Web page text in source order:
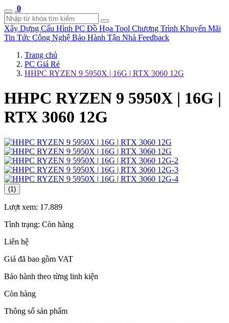
0
Xây Dựng Cấu Hình PC Đồ Họa Tool Chương Trình Khuyến Mãi
Tin Tức Công Nghệ Bảo Hành Tận Nhà Feedback
Trang chủ
PC Giá Rẻ
HHPC RYZEN 9 5950X | 16G | RTX 3060 12G
HHPC RYZEN 9 5950X | 16G |
RTX 3060 12G
(1)
Lượt xem: 17.889
Tình trạng: Còn hàng
Liên hệ
Giá đã bao gồm VAT
Bảo hành theo từng linh kiện
Còn hàng
Thông số sản phẩm